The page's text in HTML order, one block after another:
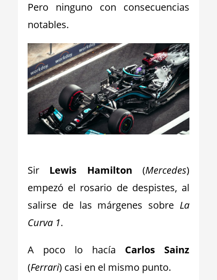
Pero ninguno con consecuencias
notables.
Sir Lewis Hamilton (Mercedes)
empezó el rosario de despistes, al
salirse de las márgenes sobre La
Curva 1.
A poco lo hacía Carlos Sainz
(Ferrari) casi en el mismo punto.